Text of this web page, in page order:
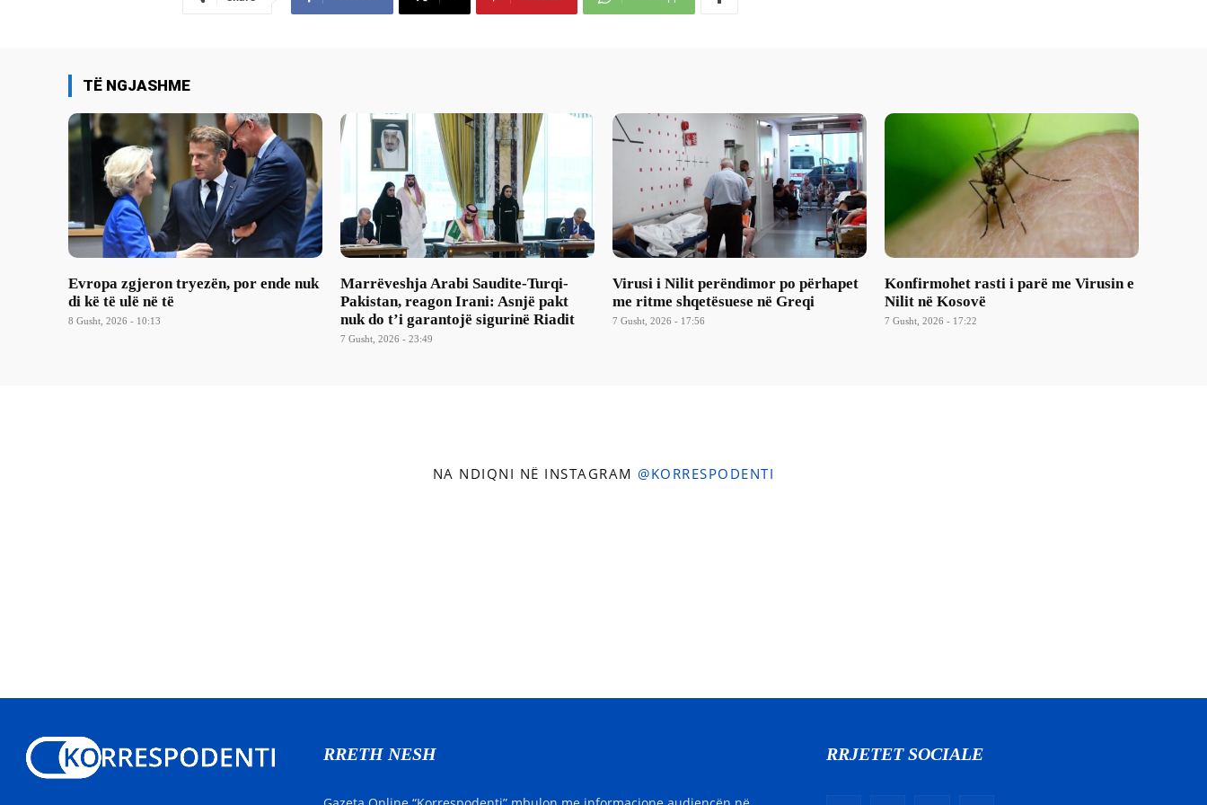
TË NGJASHME
Evropa zgjeron tryezën, por ende nuk
di kë të ulë në të
8 Gusht, 2026 - 10:13
Marrëveshja Arabi Saudite-Turqi-
Pakistan, reagon Irani: Asnjë pakt
nuk do t’i garantojë sigurinë Riadit
7 Gusht, 2026 - 23:49
Virusi i Nilit perëndimor po përhapet
me ritme shqetësuese në Greqi
7 Gusht, 2026 - 17:56
Konfirmohet rasti i parë me Virusin e
Nilit në Kosovë
7 Gusht, 2026 - 17:22
NA NDIQNI NË INSTAGRAM @KORRESPODENTI
RRETH NESH RRJETET SOCIALE